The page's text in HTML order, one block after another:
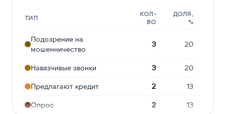
ТИП
КОЛ-
ВО
ДОЛЯ,
%
Подозрение на
мошенничество
3 20
Навязчивые звонки 3 20
Предлагают кредит 2 13
Опрос 2 13